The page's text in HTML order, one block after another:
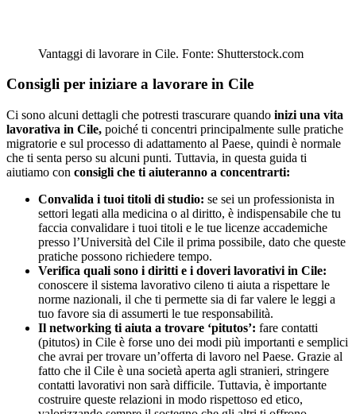
Vantaggi di lavorare in Cile. Fonte: Shutterstock.com
Consigli per iniziare a lavorare in Cile
Ci sono alcuni dettagli che potresti trascurare quando inizi una vita
lavorativa in Cile, poiché ti concentri principalmente sulle pratiche
migratorie e sul processo di adattamento al Paese, quindi è normale
che ti senta perso su alcuni punti. Tuttavia, in questa guida ti
aiutiamo con consigli che ti aiuteranno a concentrarti:
Convalida i tuoi titoli di studio: se sei un professionista in
settori legati alla medicina o al diritto, è indispensabile che tu
faccia convalidare i tuoi titoli e le tue licenze accademiche
presso l’Università del Cile il prima possibile, dato che queste
pratiche possono richiedere tempo.
Verifica quali sono i diritti e i doveri lavorativi in Cile:
conoscere il sistema lavorativo cileno ti aiuta a rispettare le
norme nazionali, il che ti permette sia di far valere le leggi a
tuo favore sia di assumerti le tue responsabilità.
Il networking ti aiuta a trovare ‘pitutos’: fare contatti
(pitutos) in Cile è forse uno dei modi più importanti e semplici
che avrai per trovare un’offerta di lavoro nel Paese. Grazie al
fatto che il Cile è una società aperta agli stranieri, stringere
contatti lavorativi non sarà difficile. Tuttavia, è importante
costruire queste relazioni in modo rispettoso ed etico,